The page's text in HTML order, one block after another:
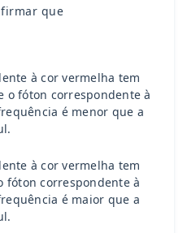
que
à cor vermelha tem
o fóton correspondente à
é menor que a
à cor vermelha tem
fóton correspondente à
é maior que a